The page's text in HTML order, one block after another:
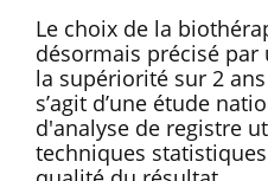
Le choix de la
désormais précisé
la supériorité sur 2
s’agit d’une étude
d'analyse de registre
techniques